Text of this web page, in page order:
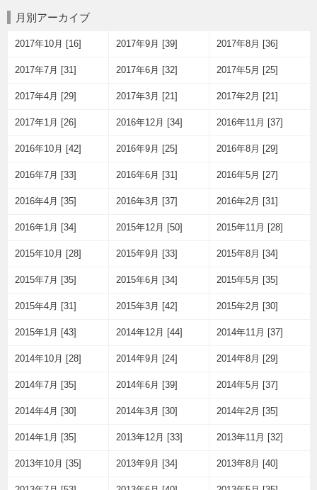
月別アーカイブ
2017年10月 [16] 2017年9月 [39] 2017年8月 [36]
2017年7月 [31] 2017年6月 [32] 2017年5月 [25]
2017年4月 [29] 2017年3月 [21] 2017年2月 [21]
2017年1月 [26] 2016年12月 [34] 2016年11月 [37]
2016年10月 [42] 2016年9月 [25] 2016年8月 [29]
2016年7月 [33] 2016年6月 [31] 2016年5月 [27]
2016年4月 [35] 2016年3月 [37] 2016年2月 [31]
2016年1月 [34] 2015年12月 [50] 2015年11月 [28]
2015年10月 [28] 2015年9月 [33] 2015年8月 [34]
2015年7月 [35] 2015年6月 [34] 2015年5月 [35]
2015年4月 [31] 2015年3月 [42] 2015年2月 [30]
2015年1月 [43] 2014年12月 [44] 2014年11月 [37]
2014年10月 [28] 2014年9月 [24] 2014年8月 [29]
2014年7月 [35] 2014年6月 [39] 2014年5月 [37]
2014年4月 [30] 2014年3月 [30] 2014年2月 [35]
2014年1月 [35] 2013年12月 [33] 2013年11月 [32]
2013年10月 [35] 2013年9月 [34] 2013年8月 [40]